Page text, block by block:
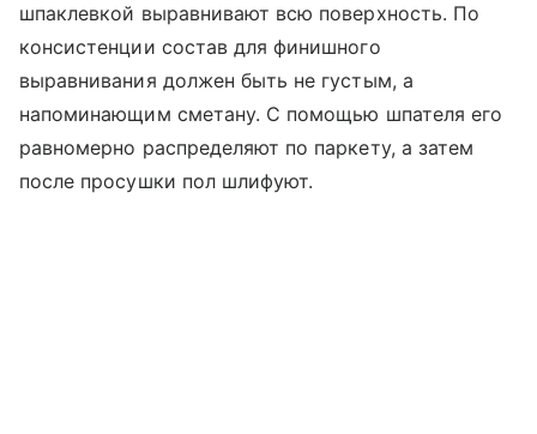
шпаклевкой выравнивают всю поверхность. По
консистенции состав для финишного
выравнивания должен быть не густым, а
напоминающим сметану. С помощью шпателя его
равномерно распределяют по паркету, а затем
после просушки пол шлифуют.